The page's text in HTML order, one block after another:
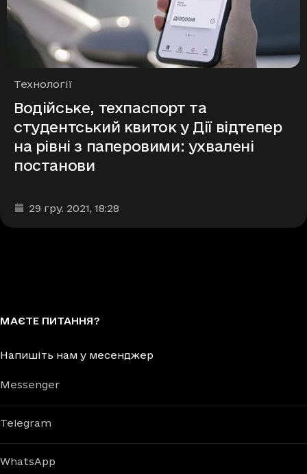
Рубрики
Технології
Водійське, техпаспорт та
студентський квиток у Дії відтепер
на рівні з паперовими: ухвалені
постанови
Дата та час публікації
29 гру. 2021, 18:28
МАЄТЕ ПИТАННЯ?
Напишіть нам у месенджер
Messenger
Telegram
WhatsApp